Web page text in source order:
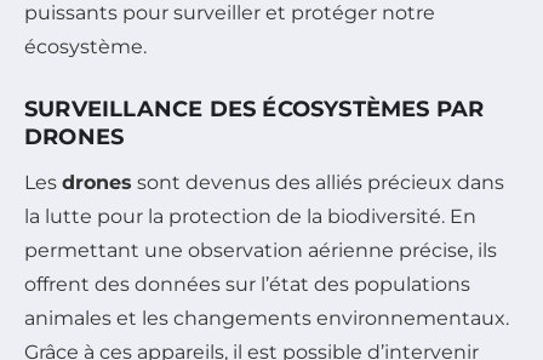
puissants pour surveiller et protéger notre
écosystème.
SURVEILLANCE DES ÉCOSYSTÈMES PAR
DRONES
Les drones sont devenus des alliés précieux dans
la lutte pour la protection de la biodiversité. En
permettant une observation aérienne précise, ils
offrent des données sur l’état des populations
animales et les changements environnementaux.
Grâce à ces appareils, il est possible d’intervenir